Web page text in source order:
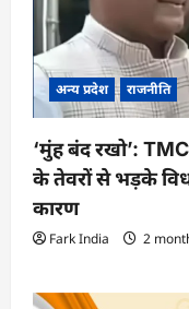
अन्य प्रदेश राजनीति
‘मुंह बंद रखो’:
के तेवरों से भड़के
कारण
Fark India 2